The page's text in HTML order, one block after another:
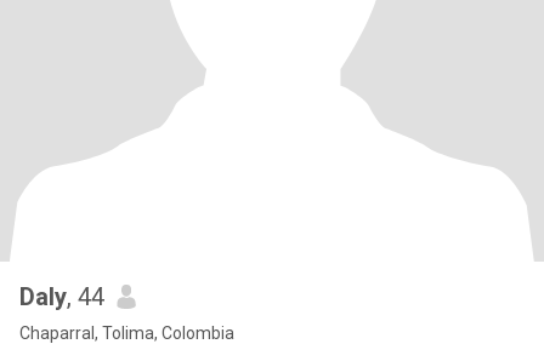
Daly, 44
Chaparral, Tolima, Colombia